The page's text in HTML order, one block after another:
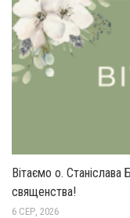
Вітаємо о. Станіслава
священства!
6 СЕР, 2026